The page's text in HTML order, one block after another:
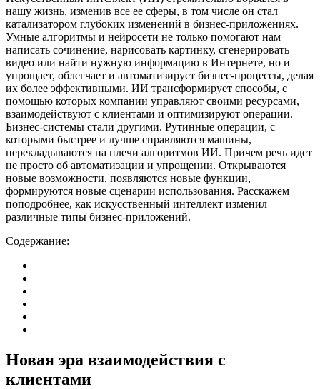
нашу жизнь, изменив все ее сферы, в том числе он стал
катализатором глубоких изменений в бизнес-приложениях.
Умные алгоритмы и нейросети не только помогают нам
написать сочинение, нарисовать картинку, сгенерировать
видео или найти нужную информацию в Интернете, но и
упрощает, облегчает и автоматизирует бизнес-процессы, делая
их более эффективными. ИИ трансформирует способы, с
помощью которых компании управляют своими ресурсами,
взаимодействуют с клиентами и оптимизируют операции.
Бизнес-системы стали другими. Рутинные операции, с
которыми быстрее и лучше справляются машины,
перекладываются на плечи алгоритмов ИИ. Причем речь идет
не просто об автоматизации и упрощении. Открываются
новые возможности, появляются новые функции,
формируются новые сценарии использования. Расскажем
поподробнее, как искусственный интеллект изменил
различные типы бизнес-приложений.
Содержание:
Новая эра взаимодействия с
клиентами